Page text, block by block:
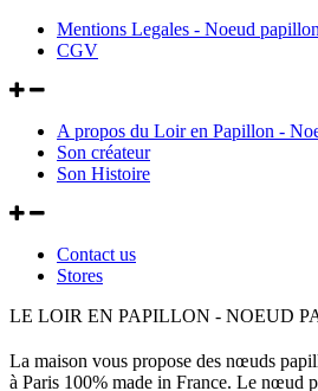
Mentions Legales - Noeud papillon
CGV
A propos du Loir en Papillon -
Son créateur
Son Histoire
Contact us
Stores
LE LOIR EN PAPILLON - NOEUD
La maison vous propose des nœuds
à Paris 100% made in France. Le nœud